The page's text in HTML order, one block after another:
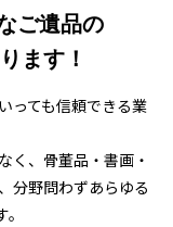
ご遺品の
ます！
っても信頼できる業
く、骨董品・書画・
分野問わずあらゆる